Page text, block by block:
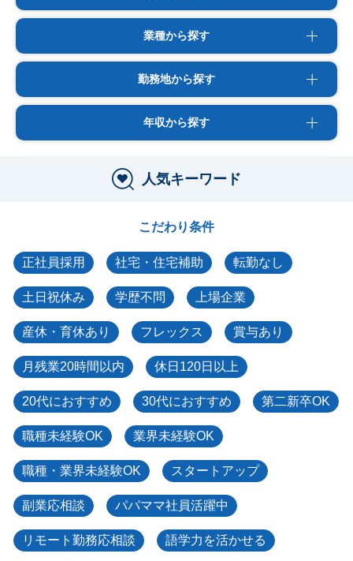
業種から探す
勤務地から探す
年収から探す
人気キーワード
こだわり条件
正社員採用 社宅・住宅補助 転勤なし
土日祝休み 学歴不問 上場企業
産休・育休あり フレックス 賞与あり
月残業20時間以内 休日120日以上
20代におすすめ 30代におすすめ 第二新卒OK
職種未経験OK 業界未経験OK
職種・業界未経験OK スタートアップ
副業応相談 パパママ社員活躍中
リモート勤務応相談 語学力を活かせる